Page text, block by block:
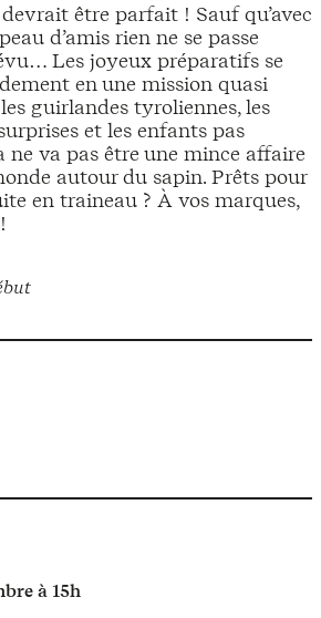
être parfait ! Sauf qu’avec
d’amis rien ne se passe
Les joyeux préparatifs se
en une mission quasi
guirlandes tyroliennes, les
et les enfants pas
ne va pas être une mince affaire
autour du sapin. Prêts pour
en traineau ? À vos marques,
à 15h